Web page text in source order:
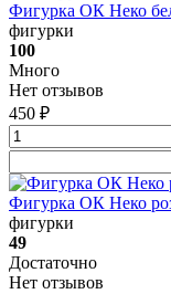
Фигурка ОК Неко
фигурки
100
Много
Нет отзывов
450 ₽
Фигурка ОК Неко
фигурки
49
Достаточно
Нет отзывов